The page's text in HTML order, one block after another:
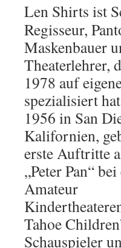
Len Shirts ist
Regisseur,
Maskenbauer
Theaterlehrer,
1978 auf
spezialisiert
1956 in San
Kalifornien,
erste Auftritte
„Peter Pan“
Amateur
Tahoe
Schauspieler